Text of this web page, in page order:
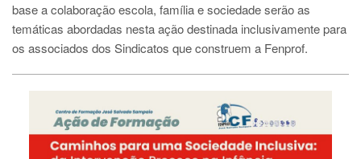
base a colaboração escola, família e sociedade serão as
temáticas abordadas nesta ação destinada inclusivamente para
os associados dos Sindicatos que construem a Fenprof.